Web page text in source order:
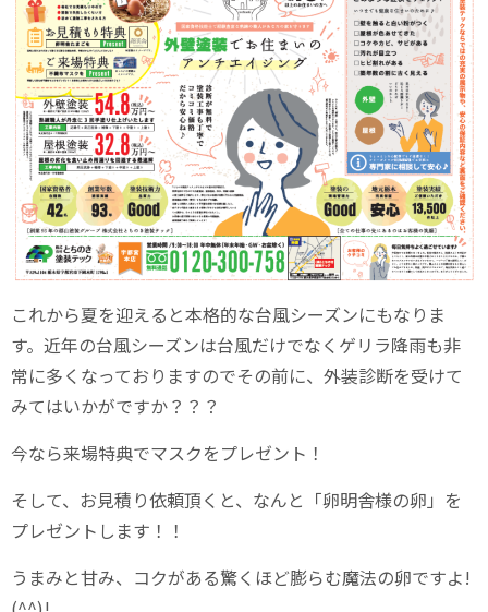
これから夏を迎えると本格的な台風シーズンにもなりま
す。近年の台風シーズンは台風だけでなくゲリラ降雨も非
常に多くなっておりますのでその前に、外装診断を受けて
みてはいかがですか？？？
今なら来場特典でマスクをプレゼント！
そして、お見積り依頼頂くと、なんと「卵明舎様の卵」を
プレゼントします！！
うまみと甘み、コクがある驚くほど膨らむ魔法の卵ですよ!